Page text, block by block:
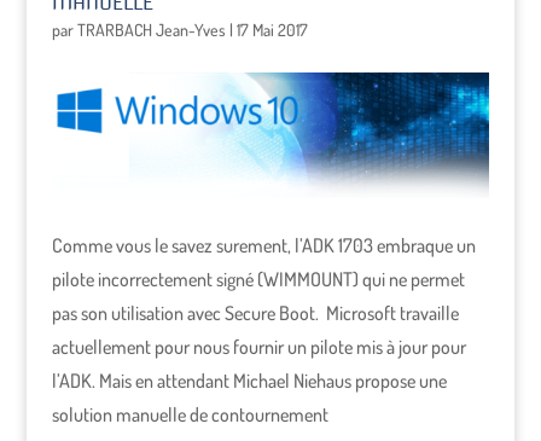
parTRARBACH Jean-Yves | 17 Mai 2017
Comme vous le savez surement, l’ADK 1703 embraque un
pilote incorrectement signé (WIMMOUNT) qui ne permet
pas son utilisation avec Secure Boot. Microsoft travaille
actuellement pour nous fournir un pilote mis à jour pour
l’ADK. Mais en attendant Michael Niehaus propose une
solution manuelle de contournement